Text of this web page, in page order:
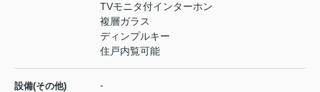
TVモニタ付インターホン
複層ガラス
ディンプルキー
住戸内覧可能
設備(その他) -